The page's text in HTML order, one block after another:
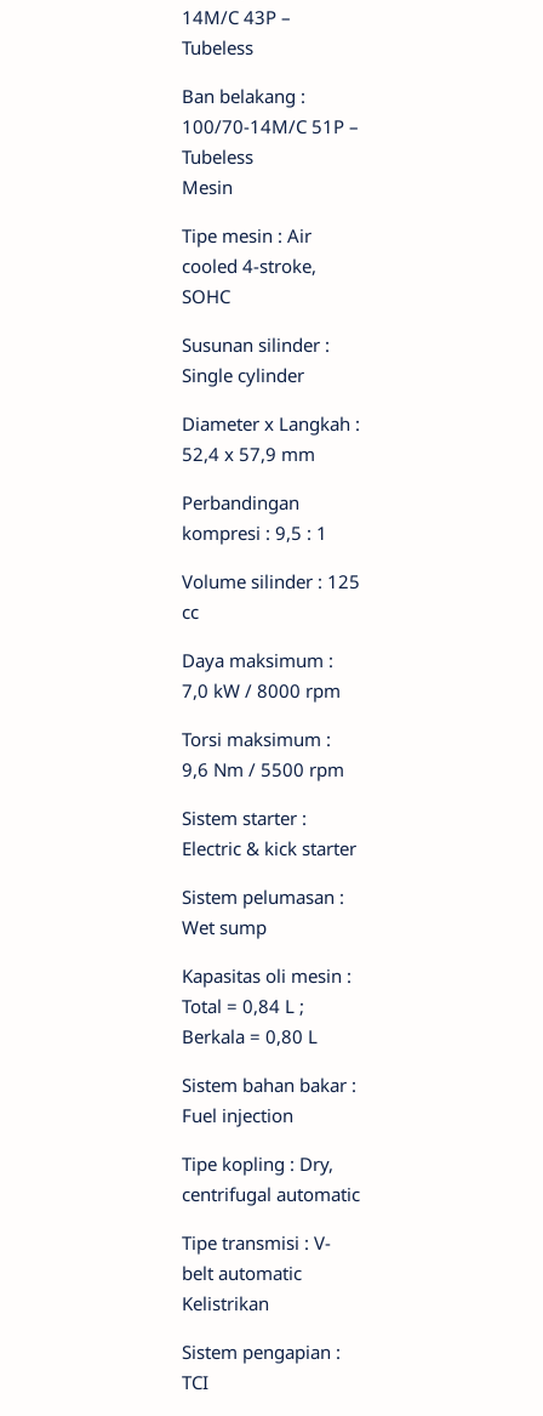
14M/C 43P –
Tubeless
Ban belakang :
100/70-14M/C 51P –
Tubeless
Mesin
Tipe mesin : Air
cooled 4-stroke,
SOHC
Susunan silinder :
Single cylinder
Diameter x Langkah :
52,4 x 57,9 mm
Perbandingan
kompresi : 9,5 : 1
Volume silinder : 125
cc
Daya maksimum :
7,0 kW / 8000 rpm
Torsi maksimum :
9,6 Nm / 5500 rpm
Sistem starter :
Electric & kick starter
Sistem pelumasan :
Wet sump
Kapasitas oli mesin :
Total = 0,84 L ;
Berkala = 0,80 L
Sistem bahan bakar :
Fuel injection
Tipe kopling : Dry,
centrifugal automatic
Tipe transmisi : V-
belt automatic
Kelistrikan
Sistem pengapian :
TCI